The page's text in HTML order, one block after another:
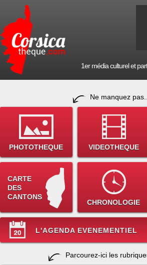
1er média culturel et
Ne manquez pas...
PHOTOTHEQUE VIDEOTHEQUE
CARTE
DES
CANTONS
CHRONOLOGIE
L'AGENDA EVENEMENTIEL
Parcourez-ici les